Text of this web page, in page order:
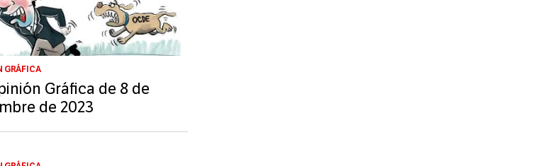
GRÁFICA
Gráfica de 8 de
de 2023